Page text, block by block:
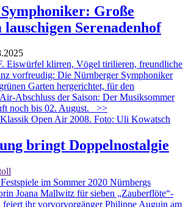
Große
Serenadenhof
Eiswürfel klirren, Vögel tirilieren, freundliche
vorfreudig: Die Nürnberger Symphoniker
Garten hergerichtet, für den
Abschluss der Saison: Der Musiksommer
noch bis 02. August.
>>
bringt Doppelnostalgie
im Sommer 2020 Nürnbergs
Joana Mallwitz für sieben „Zauberflöte“-
feiert ihr vorvorvorgänger Philippe Auguin am